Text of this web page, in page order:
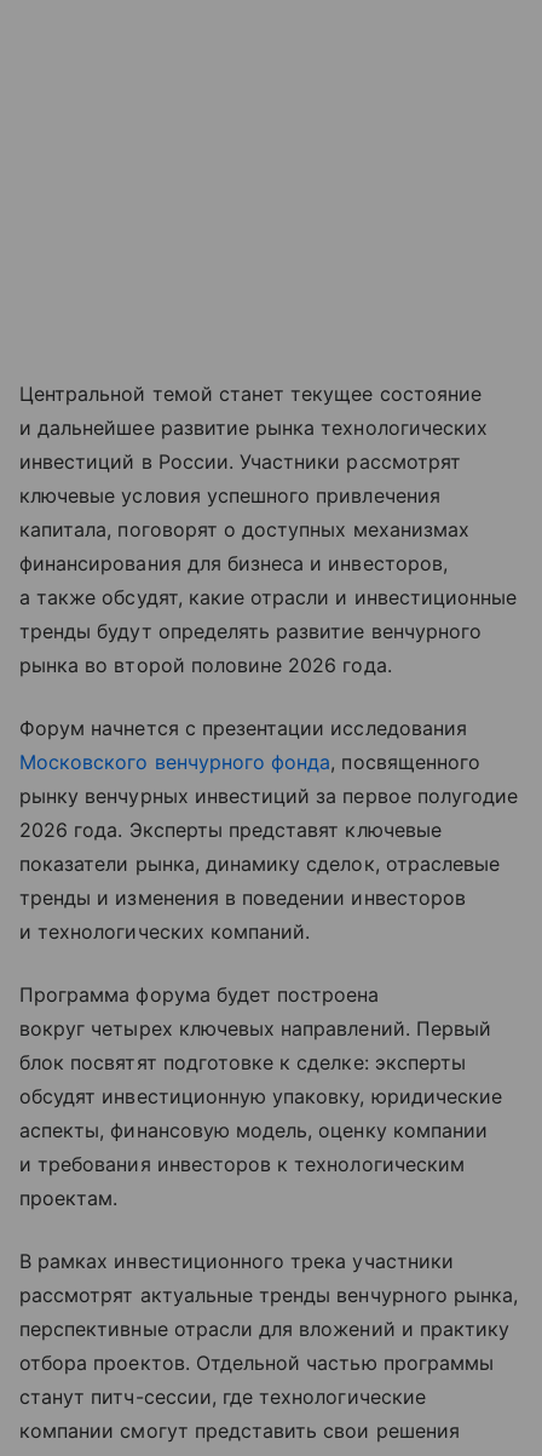
Центральной темой станет текущее состояние
и дальнейшее развитие рынка технологических
инвестиций в России. Участники рассмотрят
ключевые условия успешного привлечения
капитала, поговорят о доступных механизмах
финансирования для бизнеса и инвесторов,
а также обсудят, какие отрасли и инвестиционные
тренды будут определять развитие венчурного
рынка во второй половине 2026 года.
Форум начнется с презентации исследования
Московского венчурного фонда, посвященного
рынку венчурных инвестиций за первое полугодие
2026 года. Эксперты представят ключевые
показатели рынка, динамику сделок, отраслевые
тренды и изменения в поведении инвесторов
и технологических компаний.
Программа форума будет построена
вокруг четырех ключевых направлений. Первый
блок посвятят подготовке к сделке: эксперты
обсудят инвестиционную упаковку, юридические
аспекты, финансовую модель, оценку компании
и требования инвесторов к технологическим
проектам.
В рамках инвестиционного трека участники
рассмотрят актуальные тренды венчурного рынка,
перспективные отрасли для вложений и практику
отбора проектов. Отдельной частью программы
станут питч-сессии, где технологические
компании смогут представить свои решения